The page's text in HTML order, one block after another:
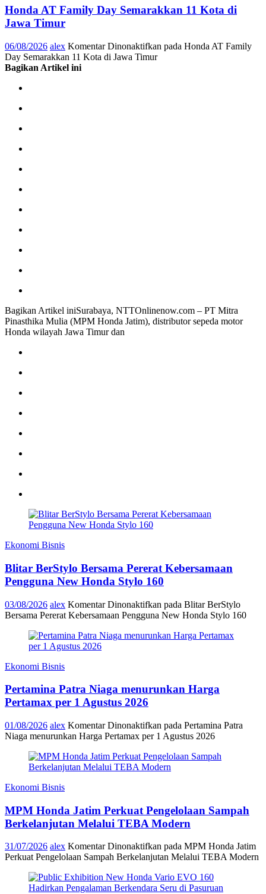
Honda AT Family Day Semarakkan 11 Kota di
Jawa Timur
06/08/2026 alex Komentar Dinonaktifkan pada Honda AT Family
Day Semarakkan 11 Kota di Jawa Timur
Bagikan Artikel ini
Bagikan Artikel iniSurabaya, NTTOnlinenow.com – PT Mitra
Pinasthika Mulia (MPM Honda Jatim), distributor sepeda motor
Honda wilayah Jawa Timur dan
Ekonomi Bisnis
Blitar BerStylo Bersama Pererat Kebersamaan
Pengguna New Honda Stylo 160
03/08/2026 alex Komentar Dinonaktifkan pada Blitar BerStylo
Bersama Pererat Kebersamaan Pengguna New Honda Stylo 160
Ekonomi Bisnis
Pertamina Patra Niaga menurunkan Harga
Pertamax per 1 Agustus 2026
01/08/2026 alex Komentar Dinonaktifkan pada Pertamina Patra
Niaga menurunkan Harga Pertamax per 1 Agustus 2026
Ekonomi Bisnis
MPM Honda Jatim Perkuat Pengelolaan Sampah
Berkelanjutan Melalui TEBA Modern
31/07/2026 alex Komentar Dinonaktifkan pada MPM Honda Jatim
Perkuat Pengelolaan Sampah Berkelanjutan Melalui TEBA Modern